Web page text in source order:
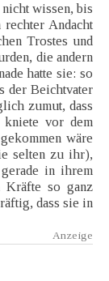
wissen, bis
Andacht
Trostes und
die andern
hatte sie: so
der Beichtvater
zumut, dass
vor dem
wäre
selten zu ihr),
in ihrem
Kräfte so ganz
dass sie in